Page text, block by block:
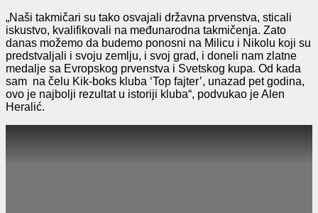
„Naši takmičari su tako osvajali državna prvenstva, sticali
iskustvo, kvalifikovali na međunarodna takmičenja. Zato
danas možemo da budemo ponosni na Milicu i Nikolu koji su
predstvaljali i svoju zemlju, i svoj grad, i doneli nam zlatne
medalje sa Evropskog prvenstva i Svetskog kupa. Od kada
sam na čelu Kik-boks kluba ‘Top fajter’, unazad pet godina,
ovo je najbolji rezultat u istoriji kluba“, podvukao je Alen
Heralić.